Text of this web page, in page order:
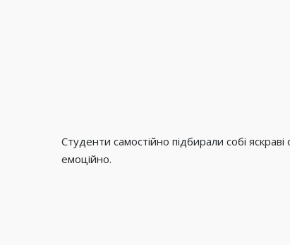
Студенти самостійно підбирали собі
емоційно.